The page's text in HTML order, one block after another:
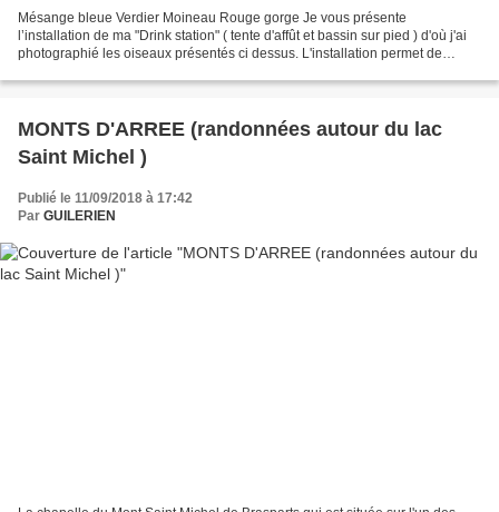
Mésange bleue Verdier Moineau Rouge gorge Je vous présente
l’installation de ma "Drink station" ( tente d'affût et bassin sur pied ) d'où j'ai
photographié les oiseaux présentés ci dessus. L'installation permet de
MONTS D'ARREE (randonnées autour du lac
Saint Michel )
Publié le 11/09/2018 à 17:42
Par GUILERIEN